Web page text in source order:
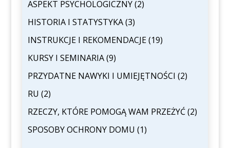
ASPEKT PSYCHOLOGICZNY(2)
HISTORIA I STATYSTYKA(3)
INSTRUKCJE I REKOMENDACJE(19)
KURSY I SEMINARIA(9)
PRZYDATNE NAWYKI I UMIEJĘTNOŚCI (2)
RU (2)
RZECZY, KTÓRE POMOGĄ WAM PRZEŻYĆ(2)
SPOSOBY OCHRONY DOMU (1)